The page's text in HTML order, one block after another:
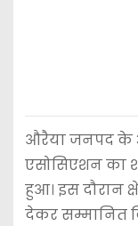
औरैया जनपद के
एसोसिएशन का
हुआ। इस दौरान
देकर सम्मानित